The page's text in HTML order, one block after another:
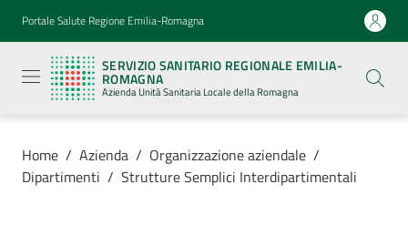
Vai al contenuto
Vai alla navigazione
Vai al footer
Portale Salute Regione Emilia-Romagna
SERVIZIO SANITARIO REGIONALE EMILIA-
ROMAGNA
Azienda Unità Sanitaria Locale della Romagna
Sanitario
Regionale
Emilia-
Romagna
Azienda
Sanitaria
Locale della
Romagna
Home / Azienda / Organizzazione aziendale /
Dipartimenti / Strutture Semplici Interdipartimentali